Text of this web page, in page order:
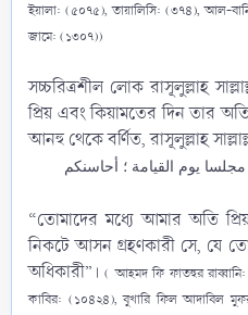
ইয়ালা: (৫০৭৫), তায়ালিসি: (৩৭৪), আল-
জামে: (১৩০৭))
সচ্চরিত্রশীল লোক রাসূলুল্লাহ
প্রিয় এবং কিয়ামতের দিন তার
আনহু থেকে বর্ণিত, রাসূলুল্লাহ
يوم القيامة ؛ أحاسنكم
“তোমাদের মধ্যে আমার অতি
নিকটে আসন গ্রহণকারী সে, যে
অধিকারী”।( আহমদ ফি ফাতহুর
কাবির: (১০৪২৪), বুখারি ফিল আদাবিল